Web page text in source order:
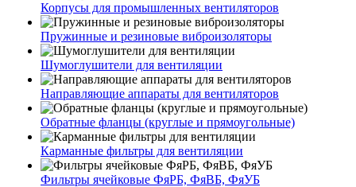
Корпусы для промышленных вентиляторов
Пружинные и резиновые виброизоляторы
Шумоглушители для вентиляции
Направляющие аппараты для вентиляторов
Обратные фланцы (круглые и прямоугольные)
Карманные фильтры для вентиляции
Фильтры ячейковые ФяРБ, ФяВБ, ФяУБ